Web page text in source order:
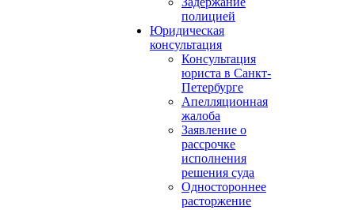
полицией
Юридическая
консультация
Консультация
юриста в Санкт-
Петербурге
Апелляционная
жалоба
Заявление о
рассрочке
исполнения
решения суда
Одностороннее
расторжение